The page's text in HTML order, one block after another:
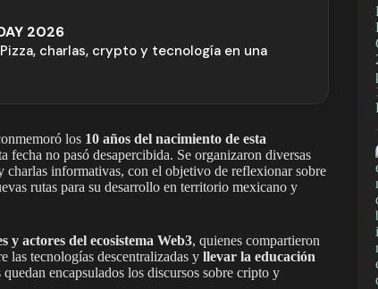
2026
charlas, crypto y tecnología en una
los 10 años del nacimiento de esta
fecha no pasó desapercibida. Se organizaron diversas
charlas informativas, con el objetivo de reflexionar sobre
rutas para su desarrollo en territorio mexicano y
y actores del ecosistema Web3, quienes compartieron
las tecnologías descentralizadas y llevar la educación
quedan encapsulados los discursos sobre cripto y